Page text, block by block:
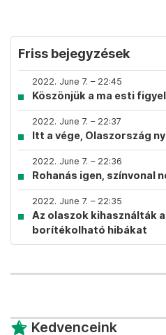
Friss bejegyzések
2022. June 7. – 22:45
Köszönjük a ma esti
2022. June 7. – 22:37
Itt a vége, Olaszország
2022. June 7. – 22:36
Rohanás igen, színvonal
2022. June 7. – 22:35
Az olaszok kihasználták
borítékolható hibákat
Kedvenceink